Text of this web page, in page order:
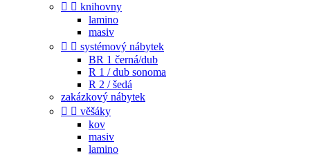
  knihovny
lamino
masiv
  systémový nábytek
BR 1 černá/dub
R 1 / dub sonoma
R 2 / šedá
zakázkový nábytek
  věšáky
kov
masiv
lamino